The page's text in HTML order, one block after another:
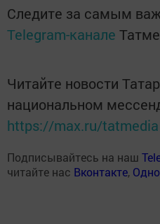
Следите за самым
Telegram-канале
Читайте новости
национальном
https://max.ru/tatmedia
Подписывайтесь на наш
читайте нас Вконтакте,